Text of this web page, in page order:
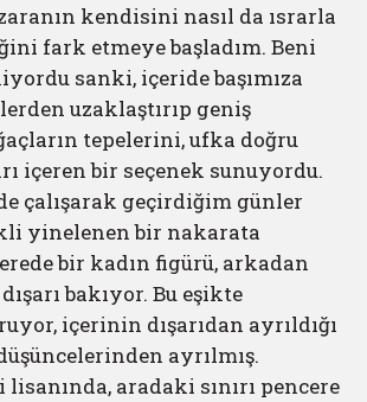
kendisini nasıl da ısrarla
fark etmeye başladım. Beni
sanki, içeride başımıza
uzaklaştırıp geniş
tepelerini, ufka doğru
içeren bir seçenek sunuyordu.
çalışarak geçirdiğim günler
yinelenen bir nakarata
bir kadın figürü, arkadan
bakıyor. Bu eşikte
içerinin dışarıdan ayrıldığı
ayrılmış.
aradaki sınırı pencere